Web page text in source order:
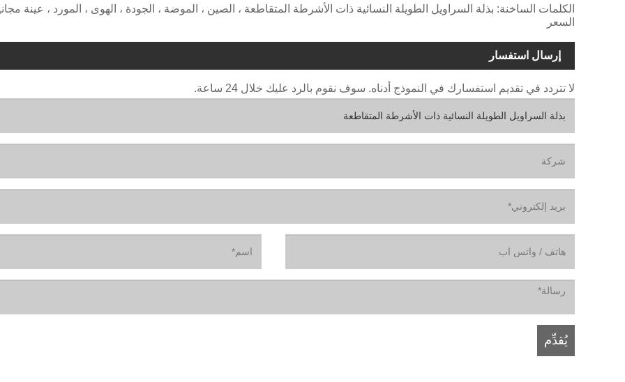
الكلمات الساخنة: بذلة السراويل الطويلة النسائية ذات الأشرطة المتقاطعة ، الصين ، الموضة ، الجودة ، الهوى ، المورد ، عينة
السعر
إرسال استفسار
لا تتردد في تقديم استفسارك في النموذج أدناه. سوف نقوم بالرد عليك خلال 24 ساعة.